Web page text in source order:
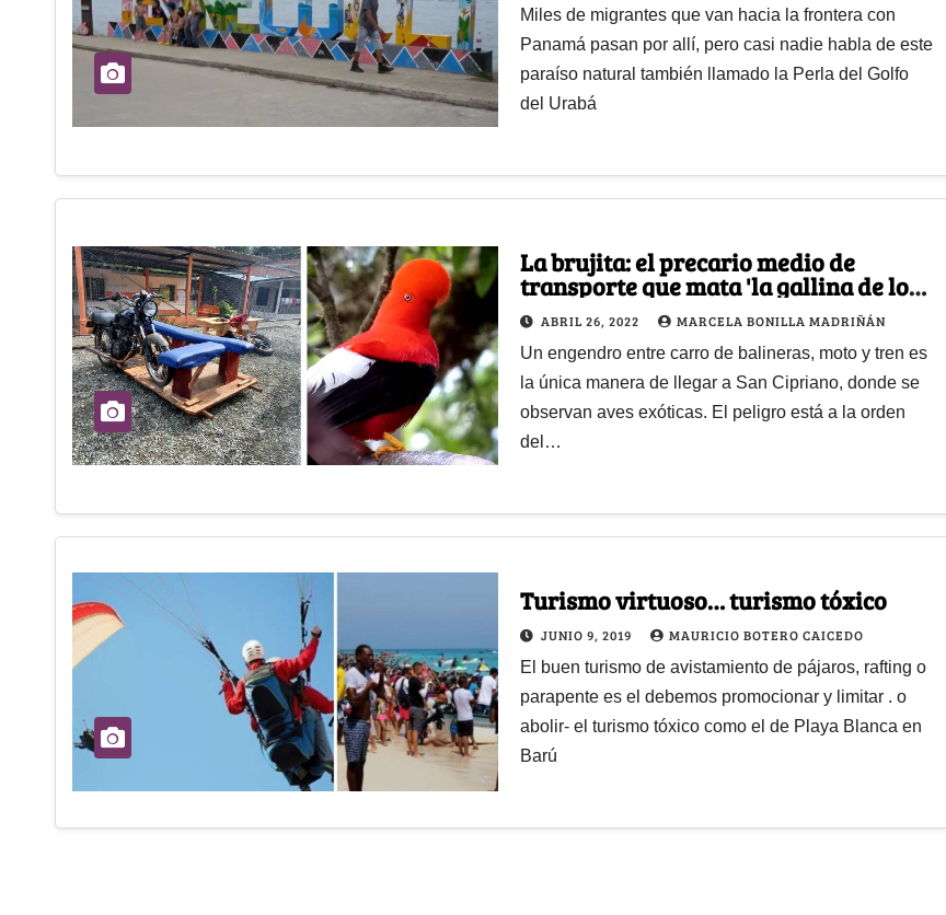
Miles de migrantes que van hacia la frontera con
Panamá pasan por allí, pero casi nadie habla de este
paraíso natural también llamado la Perla del Golfo
del Urabá
La brujita: el precario medio de
transporte que mata 'la gallina de los
huevos de oro' en Buenaventura
ABRIL 26, 2022 MARCELA BONILLA MADRIÑÁN
Un engendro entre carro de balineras, moto y tren es
la única manera de llegar a San Cipriano, donde se
observan aves exóticas. El peligro está a la orden
del…
Turismo virtuoso… turismo tóxico
JUNIO 9, 2019 MAURICIO BOTERO CAICEDO
El buen turismo de avistamiento de pájaros, rafting o
parapente es el debemos promocionar y limitar . o
abolir- el turismo tóxico como el de Playa Blanca en
Barú